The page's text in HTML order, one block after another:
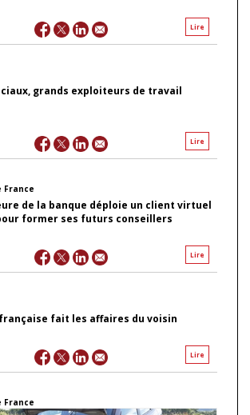
Lire
grands exploiteurs de travail
Lire
France
de la banque déploie un client virtuel
former ses futurs conseillers
Lire
fait les affaires du voisin
Lire
France